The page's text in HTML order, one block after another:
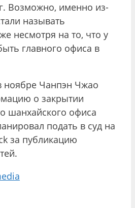
Возможно, именно из-
называть
несмотря на то, что у
главного офиса в
ноябре Чанпэн Чжао
о закрытии
шанхайского офиса
подать в суд на
за публикацию